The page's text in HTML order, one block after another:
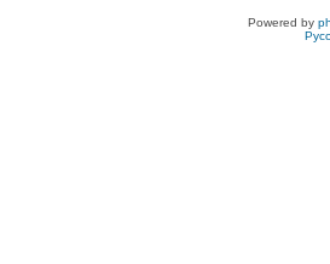
Powered by